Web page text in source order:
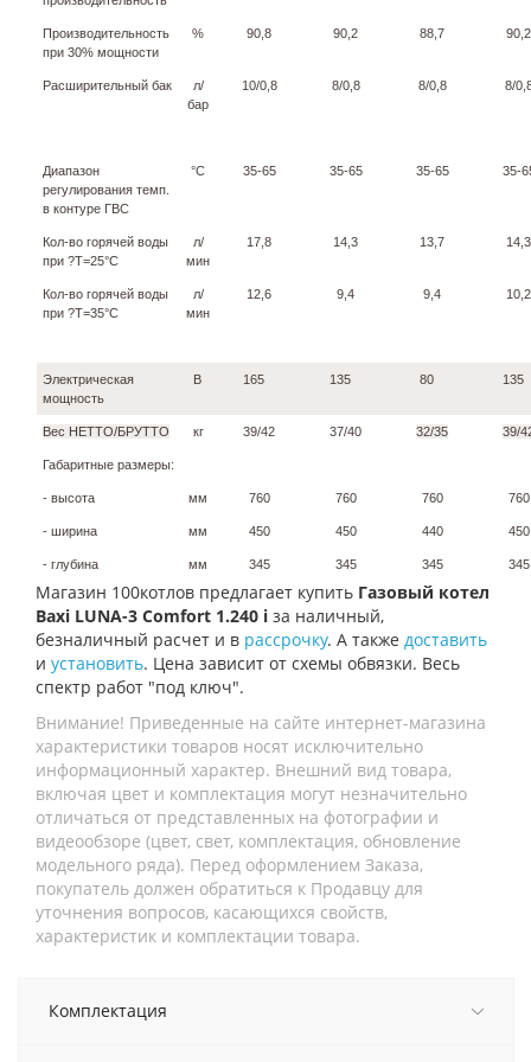
Производительность
при 30% мощности
% 90,8 90,2 88,7 90,2
Расширительный бак
л/
бар
10/0,8 8/0,8 8/0,8 8/
Диапазон
регулирования темп.
в контуре ГВС
°С 35-65 35-65 35-65 35-
Кол-во горячей воды
при ?Т=25°С
л/
мин
17,8 14,3 13,7 14,3
Кол-во горячей воды
при ?Т=35°С
л/
мин
12,6 9,4 9,4 10,2
Электрическая
мощность
В 165 135 80 135
Вес НЕТТО/БРУТТО кг 39/42 37/40 32/35 39/
Габаритные размеры:
- высота мм 760 760 760 760
- ширина мм 450 450 440 450
- глубина мм 345 345 345 345
Магазин 100котлов предлагает купить Газовый котел
Baxi LUNA-3 Comfort 1.240 i за наличный,
безналичный расчет и в рассрочку. А также доставить
и установить. Цена зависит от схемы обвязки. Весь
спектр работ "под ключ".
Внимание! Приведенные на сайте интернет-магазина
характеристики товаров носят исключительно
информационный характер. Внешний вид товара,
включая цвет и комплектация могут незначительно
отличаться от представленных на фотографии и
видеообзоре (цвет, свет, комплектация, обновление
модельного ряда). Перед оформлением Заказа,
покупатель должен обратиться к Продавцу для
уточнения вопросов, касающихся свойств,
характеристик и комплектации товара.
Комплектация